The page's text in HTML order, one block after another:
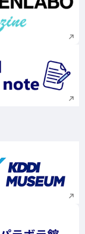
新規ウィンドウで
新規ウィンドウで
新規ウィンドウで